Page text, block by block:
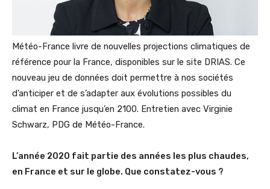
Météo-France livre de nouvelles projections climatiques de
référence pour la France, disponibles sur le site DRIAS. Ce
nouveau jeu de données doit permettre à nos sociétés
d’anticiper et de s’adapter aux évolutions possibles du
climat en France jusqu’en 2100. Entretien avec Virginie
Schwarz, PDG de Météo-France.
L’année 2020 fait partie des années les plus chaudes,
en France et sur le globe. Que constatez-vous ?